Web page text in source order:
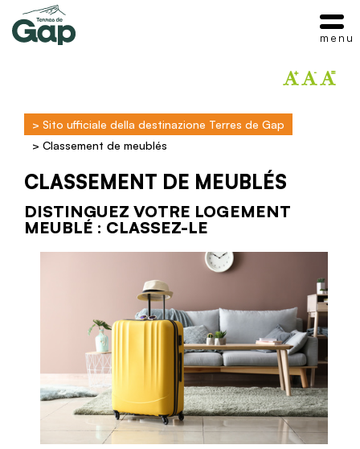
> Sito ufficiale della destinazione Terres de Gap
> Classement de meublés
CLASSEMENT DE MEUBLÉS
DISTINGUEZ VOTRE LOGEMENT
MEUBLÉ : CLASSEZ-LE
menu